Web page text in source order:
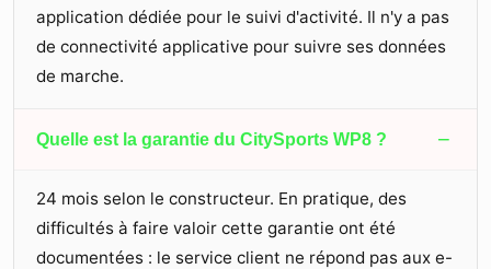
application dédiée pour le suivi d'activité. Il n'y a pas
de connectivité applicative pour suivre ses données
de marche.
Quelle est la garantie du CitySports WP8 ? −
24 mois selon le constructeur. En pratique, des
difficultés à faire valoir cette garantie ont été
documentées : le service client ne répond pas aux e-